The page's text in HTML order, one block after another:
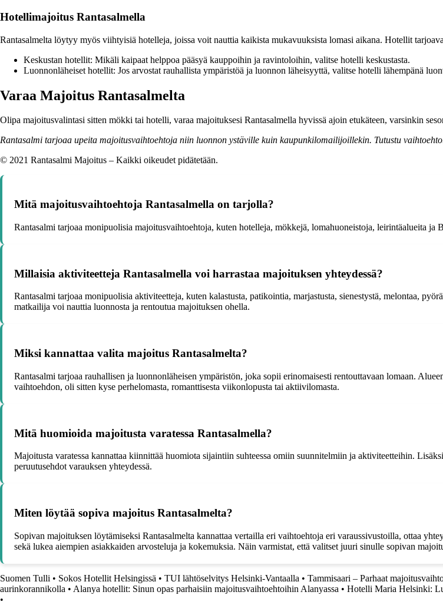
Hotellimajoitus Rantasalmella
Rantasalmelta löytyy myös viihtyisiä hotelleja, joissa voit nauttia kaikista mukavuuksista lomasi aikana. Hotellit
Keskustan hotellit: Mikäli kaipaat helppoa pääsyä kauppoihin ja ravintoloihin, valitse hotelli keskustasta.
Luonnonläheiset hotellit: Jos arvostat rauhallista ympäristöä ja luonnon läheisyyttä, valitse hotelli lähempänä
Varaa Majoitus Rantasalmelta
Olipa majoitusvalintasi sitten mökki tai hotelli, varaa majoituksesi Rantasalmella hyvissä ajoin etukäteen, varsinkin
Rantasalmi tarjoaa upeita majoitusvaihtoehtoja niin luonnon ystäville kuin kaupunkilomailijoillekin. Tutustu
© 2021 Rantasalmi Majoitus – Kaikki oikeudet pidätetään.
Mitä majoitusvaihtoehtoja Rantasalmella on tarjolla?
Rantasalmi tarjoaa monipuolisia majoitusvaihtoehtoja, kuten hotelleja, mökkejä, lomahuoneistoja, leirintäalueita
Millaisia aktiviteetteja Rantasalmella voi harrastaa majoituksen yhteydessä?
Rantasalmi tarjoaa monipuolisia aktiviteetteja, kuten kalastusta, patikointia, marjastusta, sienestystä, melontaa,
matkailija voi nauttia luonnosta ja rentoutua majoituksen ohella.
Miksi kannattaa valita majoitus Rantasalmelta?
Rantasalmi tarjoaa rauhallisen ja luonnonläheisen ympäristön, joka sopii erinomaisesti rentouttavaan lomaan.
vaihtoehdon, oli sitten kyse perhelomasta, romanttisesta viikonlopusta tai aktiivilomasta.
Mitä huomioida majoitusta varatessa Rantasalmella?
Majoitusta varatessa kannattaa kiinnittää huomiota sijaintiin suhteessa omiin suunnitelmiin ja aktiviteetteihin.
peruutusehdot varauksen yhteydessä.
Miten löytää sopiva majoitus Rantasalmelta?
Sopivan majoituksen löytämiseksi Rantasalmelta kannattaa vertailla eri vaihtoehtoja eri varaussivustoilla, ottaa
sekä lukea aiempien asiakkaiden arvosteluja ja kokemuksia. Näin varmistat, että valitset juuri sinulle sopivan
Suomen Tulli • Sokos Hotellit Helsingissä • TUI lähtöselvitys Helsinki-Vantaalla • Tammisaari – Parhaat
aurinkorannikolla • Alanya hotellit: Sinun opas parhaisiin majoitusvaihtoehtoihin Alanyassa • Hotelli Maria Helsinki:
•